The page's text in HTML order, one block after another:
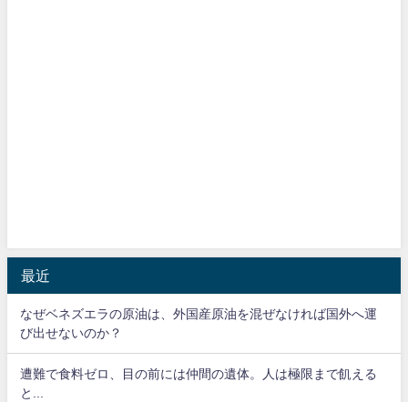
最近
なぜベネズエラの原油は、外国産原油を混ぜなければ国外へ運
び出せないのか？
遭難で食料ゼロ、目の前には仲間の遺体。人は極限まで飢える
と...